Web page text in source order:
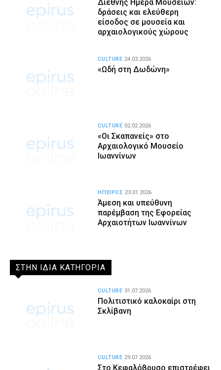
Διεθνής Ημέρα Μουσείων:
δράσεις και ελεύθερη
είσοδος σε μουσεία και
αρχαιολογικούς χώρους
«Ωδή στη Δωδώνη»
CULTURE 24.03.2026
«Οι Σκαπανείς» στο
Αρχαιολογικό Μουσείο
Ιωαννίνων
CULTURE 02.02.2026
Άμεση και υπεύθυνη
παρέμβαση της Εφορείας
Αρχαιοτήτων Ιωαννίνων
ΗΠΕΙΡΟΣ 23.01.2026
ΣΤΗΝ ΙΔΙΑ ΚΑΤΗΓΟΡΙΑ
Πολιτιστικό καλοκαίρι στη
Σκλίβανη
CULTURE 31.07.2026
Στο Κεφαλόβρυσο επιστρέφει
CULTURE 29.07.2026